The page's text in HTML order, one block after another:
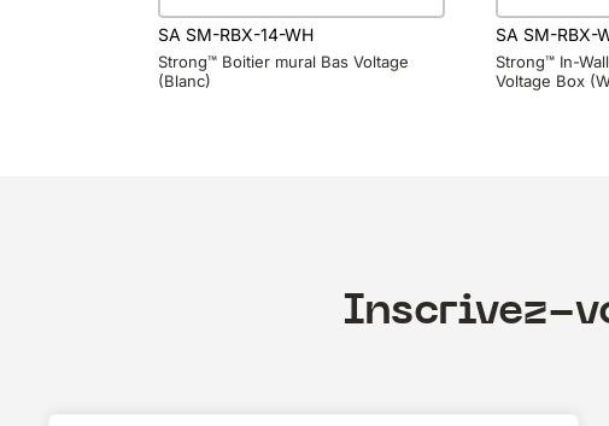
SA SM-RBX-14-WH
Strong™ Boitier mural Bas Voltage
(Blanc)
SA SM-RBX-
Strong™ In-
Voltage Box
Inscrivez-